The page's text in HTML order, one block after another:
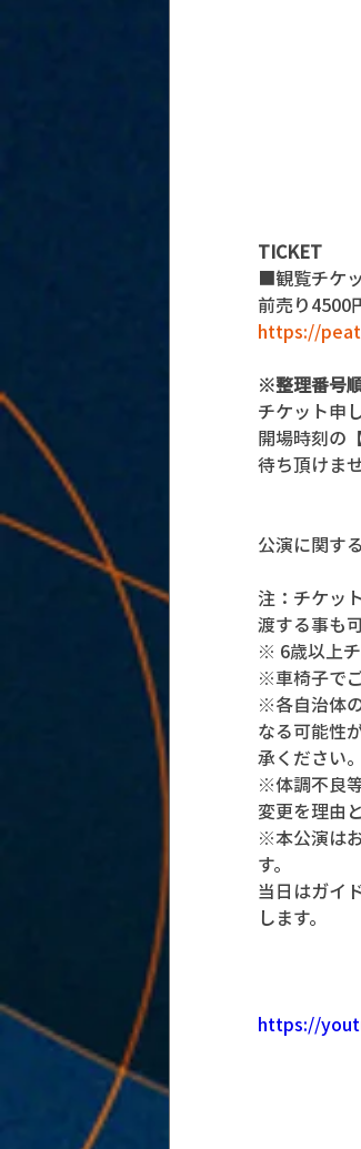
TICKET
■観覧チケ
前売り4500
https://
※整理番号
チケット申
開場時刻の
待ち頂けま
公演に関す
注：チケッ
渡する事も
※ 6歳以上チ
※車椅子で
※各自治体
なる可能性
承ください。
※体調不良
変更を理由
※本公演は
す。
当日はガイ
します。
https://